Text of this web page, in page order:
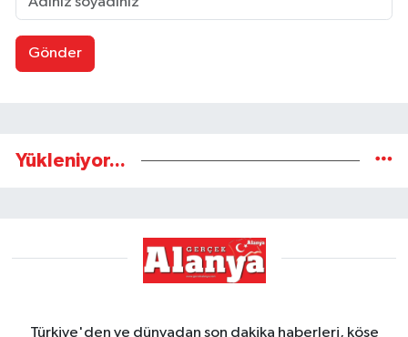
Gönder
Yükleniyor...
Türkiye'den ve dünyadan son dakika haberleri, köşe